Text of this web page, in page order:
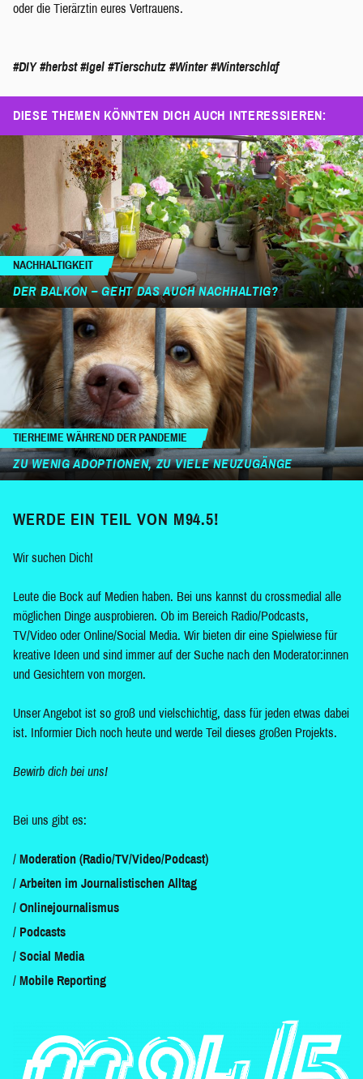
oder die Tierärztin eures Vertrauens.
#DIY #herbst #Igel #Tierschutz #Winter #Winterschlaf
DIESE THEMEN KÖNNTEN DICH AUCH INTERESSIEREN:
NACHHALTIGKEIT
DER BALKON – GEHT DAS AUCH NACHHALTIG?
TIERHEIME WÄHREND DER PANDEMIE
ZU WENIG ADOPTIONEN, ZU VIELE NEUZUGÄNGE
WERDE EIN TEIL VON M94.5!
Wir suchen Dich!
Leute die Bock auf Medien haben. Bei uns kannst du crossmedial alle
möglichen Dinge ausprobieren. Ob im Bereich Radio/Podcasts,
TV/Video oder Online/Social Media. Wir bieten dir eine Spielwiese für
kreative Ideen und sind immer auf der Suche nach den Moderator:innen
und Gesichtern von morgen.
Unser Angebot ist so groß und vielschichtig, dass für jeden etwas dabei
ist. Informier Dich noch heute und werde Teil dieses großen Projekts.
Bewirb dich bei uns!
Bei uns gibt es:
Moderation (Radio/TV/Video/Podcast)
Arbeiten im Journalistischen Alltag
Onlinejournalismus
Podcasts
Social Media
Mobile Reporting